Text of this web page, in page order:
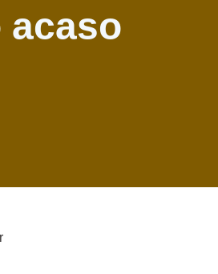
acaso